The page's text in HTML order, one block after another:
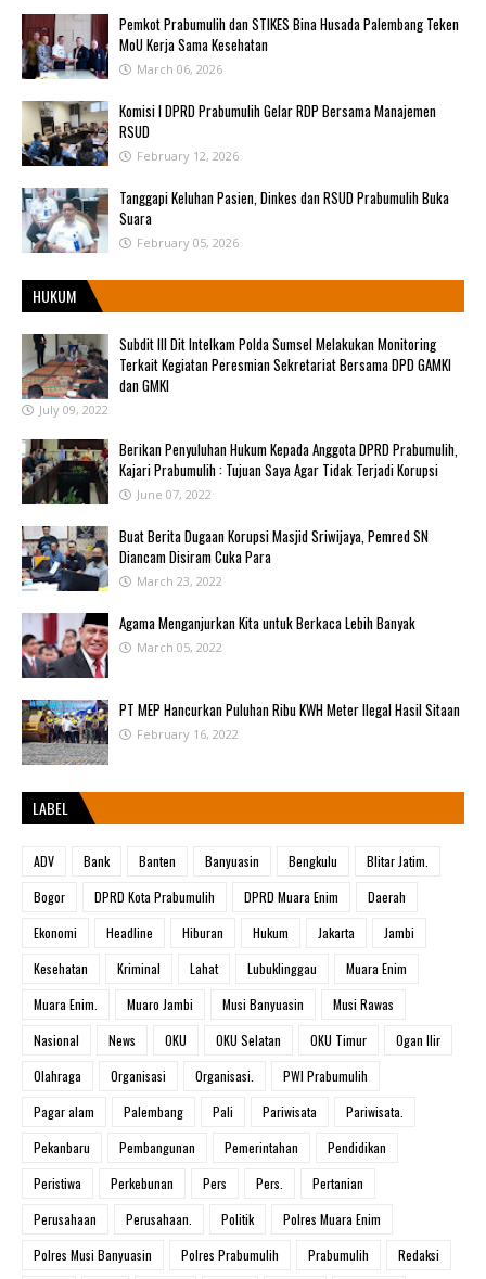
Pemkot Prabumulih dan STIKES Bina Husada Palembang Teken
MoU Kerja Sama Kesehatan
March 06, 2026
Komisi I DPRD Prabumulih Gelar RDP Bersama Manajemen
RSUD
February 12, 2026
Tanggapi Keluhan Pasien, Dinkes dan RSUD Prabumulih Buka
Suara
February 05, 2026
HUKUM
Subdit III Dit Intelkam Polda Sumsel Melakukan Monitoring
Terkait Kegiatan Peresmian Sekretariat Bersama DPD GAMKI
dan GMKI
July 09, 2022
Berikan Penyuluhan Hukum Kepada Anggota DPRD Prabumulih,
Kajari Prabumulih : Tujuan Saya Agar Tidak Terjadi Korupsi
June 07, 2022
Buat Berita Dugaan Korupsi Masjid Sriwijaya, Pemred SN
Diancam Disiram Cuka Para
March 23, 2022
Agama Menganjurkan Kita untuk Berkaca Lebih Banyak
March 05, 2022
PT MEP Hancurkan Puluhan Ribu KWH Meter Ilegal Hasil Sitaan
February 16, 2022
LABEL
ADV Bank Banten Banyuasin Bengkulu
Blitar Jatim.
Bogor
DPRD Kota Prabumulih DPRD Muara Enim
Daerah
Ekonomi
Headline Hiburan Hukum Jakarta
Jambi
Kesehatan
Kriminal Lahat Lubuklinggau
Muara Enim
Muara Enim.
Muaro Jambi Musi Banyuasin
Musi Rawas
Nasional
News OKU OKU Selatan OKU Timur
Ogan Ilir
Olahraga
Organisasi Organisasi.
PWI Prabumulih
Pagar alam
Palembang Pali Pariwisata
Pariwisata.
Pekanbaru
Pembangunan Pemerintahan
Pendidikan
Peristiwa
Perkebunan Pers Pers.
Pertanian
Perusahaan
Perusahaan. Politik
Polres Muara Enim
Polres Musi Banyuasin
Polres Prabumulih Prabumulih
Redaksi